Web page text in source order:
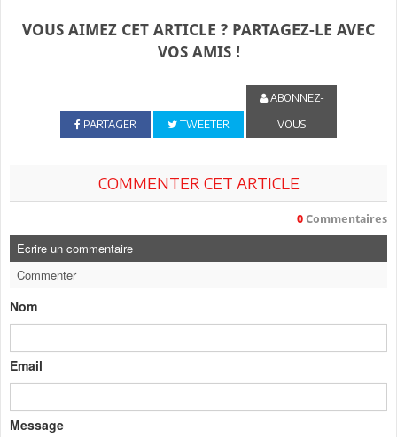
VOUS AIMEZ CET ARTICLE ? PARTAGEZ-LE AVEC
VOS AMIS !
PARTAGER TWEETER
ABONNEZ-
VOUS
COMMENTER CET ARTICLE
0 Commentaires
Ecrire un commentaire
Commenter
Nom
Email
Message